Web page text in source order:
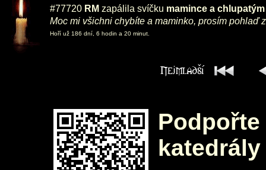
#77720 RM zapálila svíčku mamince a
Moc mi všichni chybíte a maminko, prosím
Hoří už 186 dní, 6 hodin a 20 minut.
katedrály